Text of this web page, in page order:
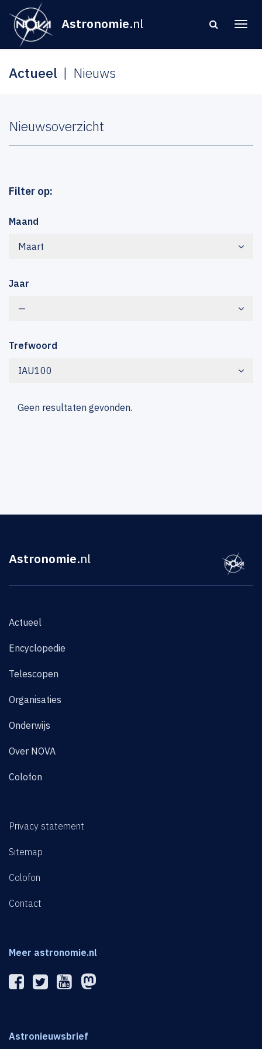
Astronomie.nl
Actueel Nieuws
Nieuwsoverzicht
Filter op:
Maand
Maart
Jaar
—
Trefwoord
IAU100
Geen resultaten gevonden.
Astronomie.nl
Actueel
Encyclopedie
Telescopen
Organisaties
Onderwijs
Over NOVA
Colofon
Privacy statement
Sitemap
Colofon
Contact
Meer astronomie.nl
Astronieuwsbrief